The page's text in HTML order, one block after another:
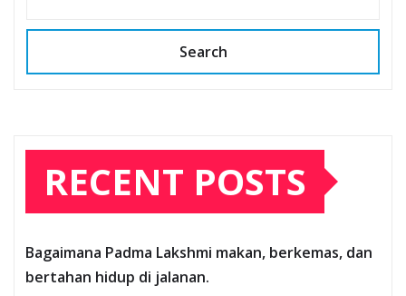
Search
RECENT POSTS
Bagaimana Padma Lakshmi makan, berkemas, dan
bertahan hidup di jalanan.